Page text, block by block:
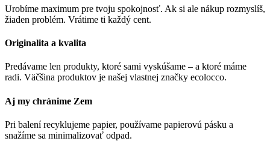
Urobíme maximum pre tvoju spokojnosť. Ak si ale nákup rozmyslíš,
žiaden problém. Vrátime ti každý cent.
Originalita a kvalita
Predávame len produkty, ktoré sami vyskúšame – a ktoré máme
radi. Väčšina produktov je našej vlastnej značky ecolocco.
Aj my chránime Zem
Pri balení recyklujeme papier, používame papierovú pásku a
snažíme sa minimalizovať odpad.